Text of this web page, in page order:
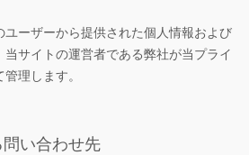
ーザーから提供された個人情報および
サイトの運営者である弊社が当プライ
理します。
い合わせ先